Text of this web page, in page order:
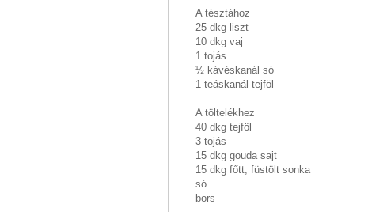
A tésztához
25 dkg liszt
10 dkg vaj
1 tojás
½ kávéskanál só
1 teáskanál tejföl
A töltelékhez
40 dkg tejföl
3 tojás
15 dkg gouda sajt
15 dkg főtt, füstölt sonka
só
bors